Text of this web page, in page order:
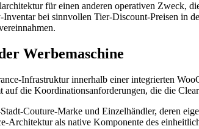
für einen anderen operativen Zweck,
bei sinnvollen Tier-Discount-Preisen in
Werbemaschine
Infrastruktur innerhalb einer integrierten
die Koordinationsanforderungen, die die
Couture-Marke und Einzelhändler, deren
als native Komponente des